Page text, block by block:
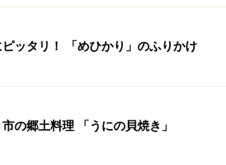
ピッタリ！ 「めひかり」のふりかけ
の郷土料理 「うにの貝焼き」